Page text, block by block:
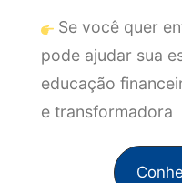
Se você quer
pode ajudar sua
educação
e transformadora